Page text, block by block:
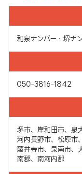
和泉ナンバー・堺ナ
050-3816-1842
堺市、岸和田市、泉
河内長野市、松原市
藤井寺市、泉南市、
南郡、南河内郡